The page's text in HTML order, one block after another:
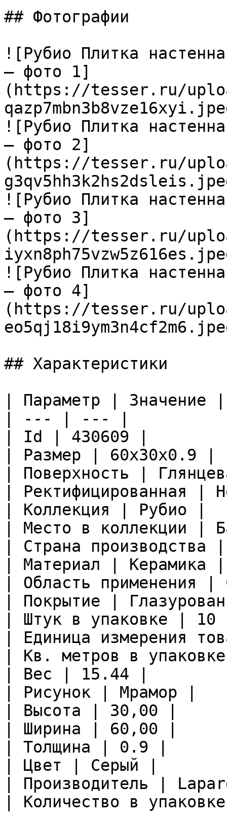
## Фотографии
![Рубио Плитка
— фото 1]
(https://tesser.ru/
![Рубио Плитка
— фото 2]
(https://tesser.ru/
![Рубио Плитка
— фото 3]
(https://tesser.ru/
![Рубио Плитка
— фото 4]
(https://tesser.ru/
## Характеристики
| Параметр | Значение |
| --- | --- |
| Id | 430609 |
| Размер | 60x30x0.9 |
| Поверхность |
| Ректифицированная |
| Коллекция | Рубио |
| Место в коллекции |
| Страна
| Материал | Керамика |
| Область применения
| Покрытие |
| Штук в упаковке |
| Единица измерения
| Кв. метров в
| Вес | 15.44 |
| Рисунок | Мрамор |
| Высота | 30,00 |
| Ширина | 60,00 |
| Толщина | 0.9 |
| Цвет | Серый |
| Производитель |
| Количество в